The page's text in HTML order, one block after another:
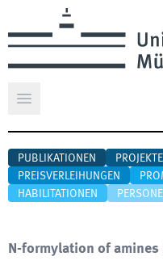
Hauptmenü öffnen
PUBLIKATIONEN PROJEKTE
PREISVERLEIHUNGEN
HABILITATIONEN
N-formylation of